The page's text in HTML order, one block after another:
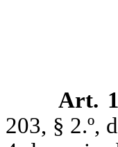
Art.
203, § 2.º,